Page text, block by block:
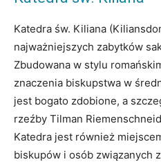
Katedra św. Kiliana
najważniejszych zabytków
Zbudowana w stylu
znaczenia biskupstwa w
jest bogato zdobione, a
rzeźby Tilman
Katedra jest również
biskupów i osób związanych